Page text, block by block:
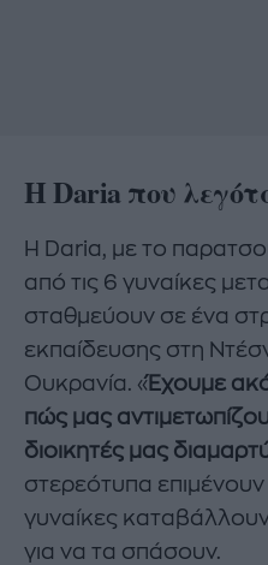
H Daria που
Η Daria, με το
από τις 6 γυναίκες
σταθμεύουν σε ένα
εκπαίδευσης στη
Ουκρανία. «Έχουμε
πώς μας
διοικητές μας
στερεότυπα
γυναίκες
για να τα σπάσουν.